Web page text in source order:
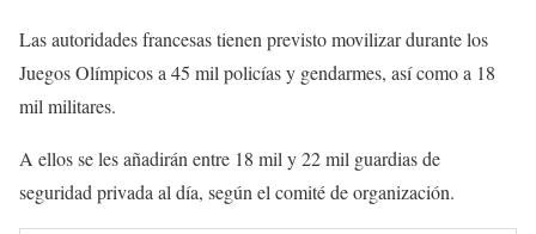
Las autoridades francesas tienen previsto movilizar durante los
Juegos Olímpicos a 45 mil policías y gendarmes, así como a 18
mil militares.
A ellos se les añadirán entre 18 mil y 22 mil guardias de
seguridad privada al día, según el comité de organización.